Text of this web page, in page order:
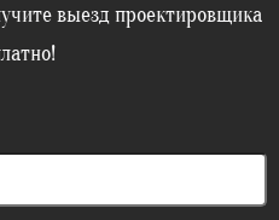
выезд проектировщика